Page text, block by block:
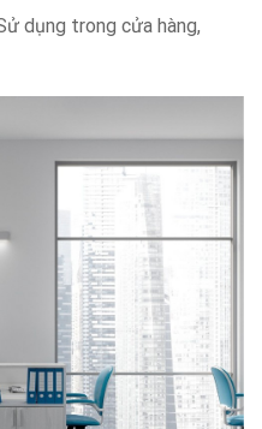
dụng trong cửa hàng,